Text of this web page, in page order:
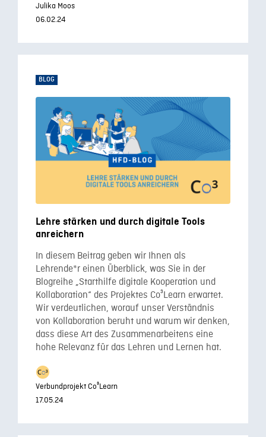
Julika Moos
06.02.24
BLOG
Lehre stärken und durch digitale Tools
anreichern
In diesem Beitrag geben wir Ihnen als
Lehrende*r einen Überblick, was Sie in der
Blogreihe „Starthilfe digitale Kooperation und
Kollaboration“ des Projektes Co³Learn erwartet.
Wir verdeutlichen, worauf unser Verständnis
von Kollaboration beruht und warum wir denken,
dass diese Art des Zusammenarbeitens eine
hohe Relevanz für das Lehren und Lernen hat.
Verbundprojekt Co³Learn
17.05.24